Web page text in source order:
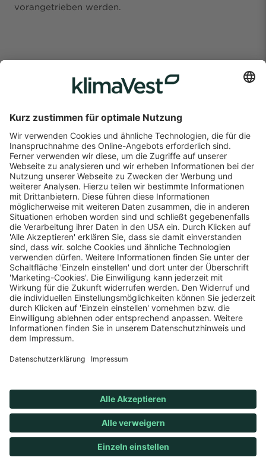
vorangetrieben werden.
„Es besteht kein Zweifel, dass
gehört. Dabei wird Wind weiter
eine zentrale Rolle spielen.“
Timo Werner
klimaVest Fondsmanager
Erfolgreich in Windkraft
investieren: klimaVest in
Finnland
Finnland gehört neben Spanien, Deutschland,
Frankreich und Schweden zu den
der Fonds in den letzten Jahren erworben –
und das mit gutem Grund: Die lange, flache
Küstenlinie Finnlands bietet den idealen
Standpunkt, um die vorhandene Windenergie
effizient in erneuerbaren Strom umzuwandeln.